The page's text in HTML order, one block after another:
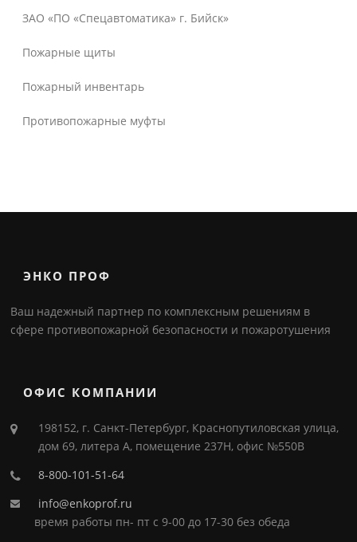
ЗАО «ПО «Спецавтоматика» г. Бийск»
Пожарные щиты
Пожарный инвентарь
Противопожарные муфты
ЭНКО ПРОФ
Ваш надежный партнер по комплексным решениям в
сфере противопожарной безопасности и пожаротушения
ОФИС КОМПАНИИ
198152, г. Санкт-Петербург, Краснопутиловская улица,
дом 69, литера А, помещение 237Н, офис №550В
8-800-101-51-64
info@enkoprof.ru
время работы пн- пт с 9-00 до 17-30 без обеда